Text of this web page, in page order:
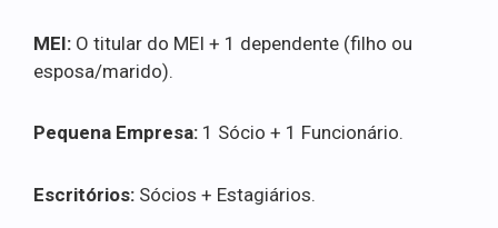
MEI: O titular do MEI + 1 dependente (filho ou
esposa/marido).
Pequena Empresa: 1 Sócio + 1 Funcionário.
Escritórios: Sócios + Estagiários.